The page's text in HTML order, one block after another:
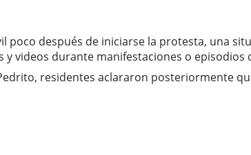
después de iniciarse la protesta, una
videos durante manifestaciones o episodios
residentes aclararon posteriormente